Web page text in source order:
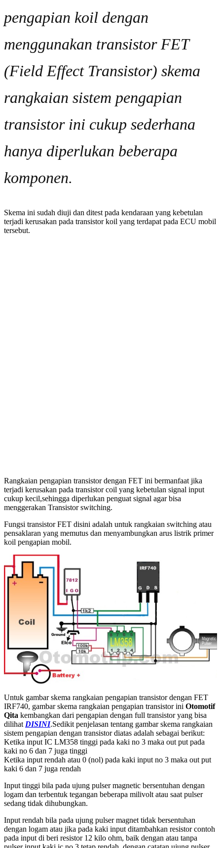
pengapian koil dengan
menggunakan transistor FET
(Field Effect Transistor) skema
rangkaian sistem pengapian
transistor ini cukup sederhana
hanya diperlukan beberapa
komponen.
Skema ini sudah diuji dan ditest pada kendaraan yang kebetulan
terjadi kerusakan pada transistor koil yang terdapat pada ECU mobil
tersebut.
Rangkaian pengapian transistor dengan FET ini bermanfaat jika
terjadi kerusakan pada transistor coil yang kebetulan signal input
cukup kecil,sehingga diperlukan penguat signal agar bisa
menggerakan Transistor switching.
Fungsi transistor FET disini adalah untuk rangkaian switching atau
pensaklaran yang memutus dan menyambungkan arus listrik primer
koil pengapian mobil.
Untuk gambar skema rangkaian pengapian transistor dengan FET
IRF740, gambar skema rangkaian pengapian transistor ini Otomotif
Qita kembangkan dari pengapian dengan full transistor yang bisa
dilihat DISINI.Sedikit penjelasan tentang gambar skema rangkaian
sistem pengapian dengan transistor diatas adalah sebagai berikut:
Ketika input IC LM358 tinggi pada kaki no 3 maka out put pada
kaki no 6 dan 7 juga tinggi
Ketika input rendah atau 0 (nol) pada kaki input no 3 maka out put
kaki 6 dan 7 juga rendah
Input tinggi bila pada ujung pulser magnetic bersentuhan dengan
logam dan terbentuk tegangan beberapa milivolt atau saat pulser
sedang tidak dihubungkan.
Input rendah bila pada ujung pulser magnet tidak bersentuhan
dengan logam atau jika pada kaki input ditambahkan resistor contoh
pada input di beri resistor 12 kilo ohm, baik dengan atau tanpa